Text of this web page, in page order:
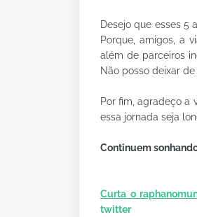
Desejo que esses 5
Porque, amigos, a
além de parceiros
Não posso deixar
Por fim, agradeço a
essa jornada seja
Continuem
Curta o
twitter